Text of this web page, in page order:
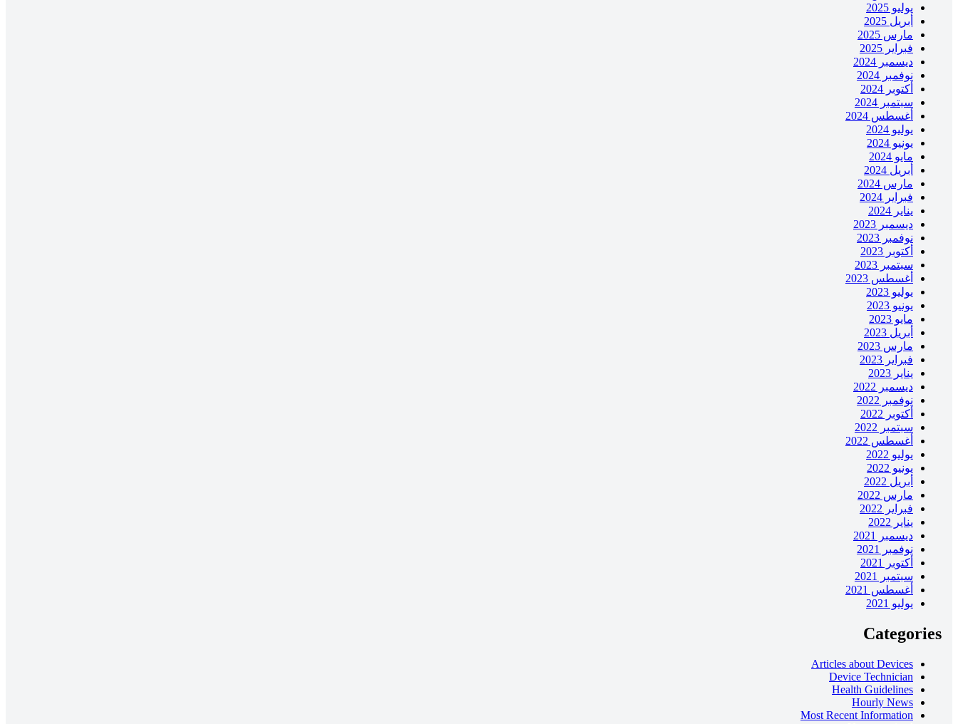
يوليو 2025
أبريل 2025
مارس 2025
فبراير 2025
ديسمبر 2024
نوفمبر 2024
أكتوبر 2024
سبتمبر 2024
أغسطس 2024
يوليو 2024
يونيو 2024
مايو 2024
أبريل 2024
مارس 2024
فبراير 2024
يناير 2024
ديسمبر 2023
نوفمبر 2023
أكتوبر 2023
سبتمبر 2023
أغسطس 2023
يوليو 2023
يونيو 2023
مايو 2023
أبريل 2023
مارس 2023
فبراير 2023
يناير 2023
ديسمبر 2022
نوفمبر 2022
أكتوبر 2022
سبتمبر 2022
أغسطس 2022
يوليو 2022
يونيو 2022
أبريل 2022
مارس 2022
فبراير 2022
يناير 2022
ديسمبر 2021
نوفمبر 2021
أكتوبر 2021
سبتمبر 2021
أغسطس 2021
يوليو 2021
Categories
Articles about Devices
Device Technician
Health Guidelines
Hourly News
Most Recent Information